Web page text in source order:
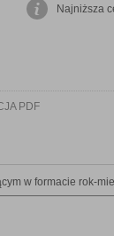
Najniższa
PDF
w formacie rok-